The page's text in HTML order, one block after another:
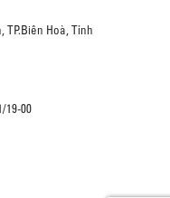
TP.Biên Hoà, Tỉnh
19-00